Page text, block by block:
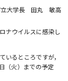
立大学長 田丸 敏高
ナウイルスに感染し
るところですが，
（火）までの予定